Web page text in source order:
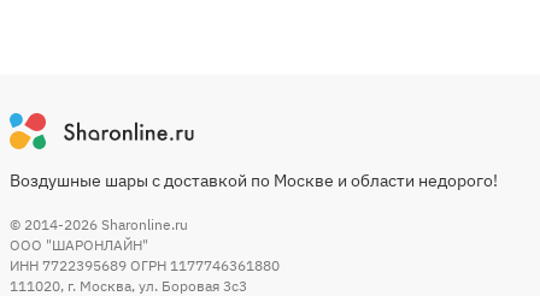
Воздушные шары с доставкой по Москве и области недорого!
© 2014-2026 Sharonline.ru
ООО "ШАРОНЛАЙН"
ИНН 7722395689 ОГРН 1177746361880
111020, г. Москва, ул. Боровая 3c3